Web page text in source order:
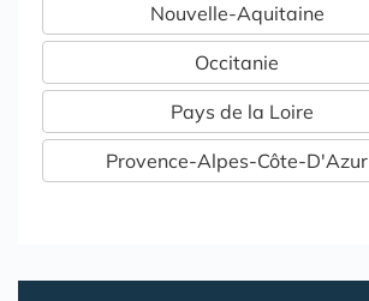
Nouvelle-Aquitaine
Occitanie
Pays de la Loire
Provence-Alpes-Côte-D'Azur